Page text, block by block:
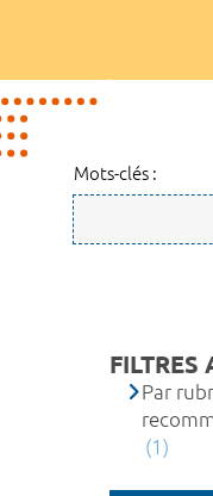
Mots-clés :
FILTRES
Par
(1)